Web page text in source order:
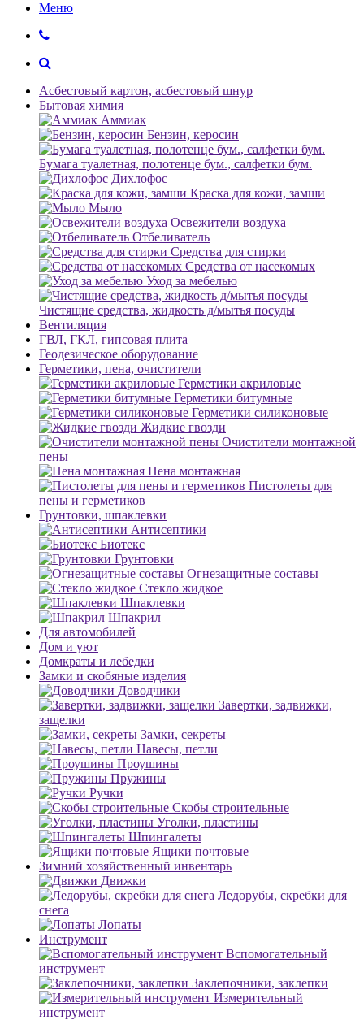
Меню
Асбестовый картон, асбестовый шнур
Бытовая химия
Аммиак
Бензин, керосин
Бумага туалетная, полотенце бум., салфетки бум.
Дихлофос
Краска для кожи, замши
Мыло
Освежители воздуха
Отбеливатель
Средства для стирки
Средства от насекомых
Уход за мебелью
Чистящие средства, жидкость д/мытья посуды
Вентиляция
ГВЛ, ГКЛ, гипсовая плита
Геодезическое оборудование
Герметики, пена, очистители
Герметики акриловые
Герметики битумные
Герметики силиконовые
Жидкие гвозди
Очистители монтажной
пены
Пена монтажная
Пистолеты для
пены и герметиков
Грунтовки, шпаклевки
Антисептики
Биотекс
Грунтовки
Огнезащитные составы
Стекло жидкое
Шпаклевки
Шпакрил
Для автомобилей
Дом и уют
Домкраты и лебедки
Замки и скобяные изделия
Доводчики
Завертки, задвижки,
защелки
Замки, секреты
Навесы, петли
Проушины
Пружины
Ручки
Скобы строительные
Уголки, пластины
Шпингалеты
Ящики почтовые
Зимний хозяйственный инвентарь
Движки
Ледорубы, скребки для
снега
Лопаты
Инструмент
Вспомогательный
инструмент
Заклепочники, заклепки
Измерительный
инструмент